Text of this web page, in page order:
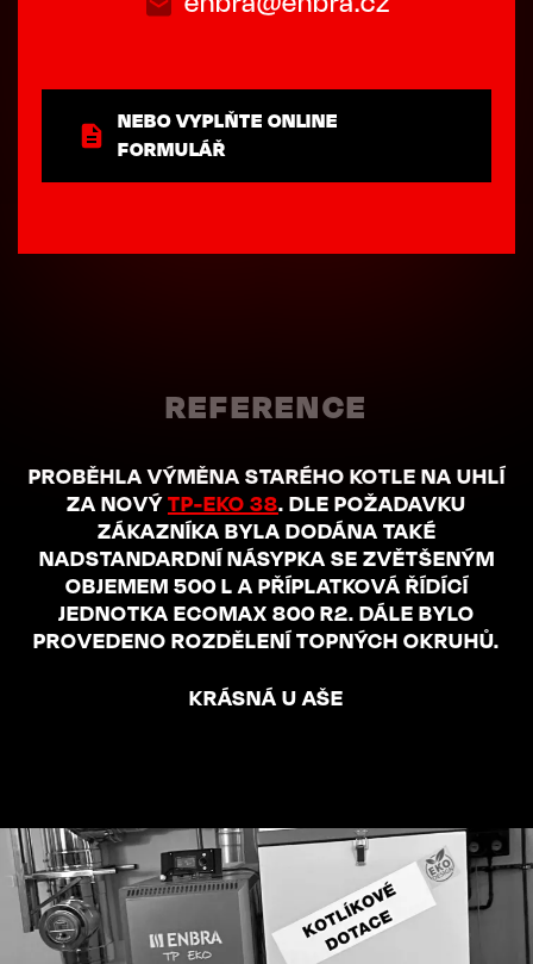
NEBO VYPLŇTE ONLINE
FORMULÁŘ
REFERENCE
PROBĚHLA VÝMĚNA STARÉHO KOTLE NA UHLÍ
ZA NOVÝTP-EKO 38. DLE POŽADAVKU
ZÁKAZNÍKA BYLA DODÁNA TAKÉ
NADSTANDARDNÍ NÁSYPKA SE ZVĚTŠENÝM
OBJEMEM 500 L A PŘÍPLATKOVÁ ŘÍDÍCÍ
JEDNOTKA ECOMAX 800 R2. DÁLE BYLO
PROVEDENO ROZDĚLENÍ TOPNÝCH OKRUHŮ.
KRÁSNÁ U AŠE